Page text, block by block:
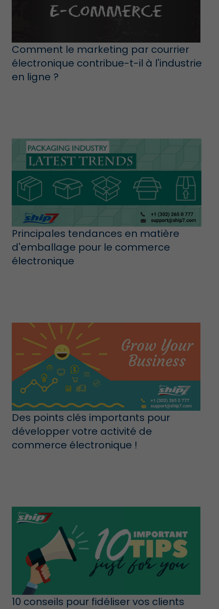
Comment le marketing par courrier
électronique contribue-t-il à l'industrie
en ligne ?
Principales tendances en matière
d'emballage pour le commerce
électronique
Des points clés importants pour
développer votre activité de
commerce électronique !
10 conseils pour fidéliser vos clients